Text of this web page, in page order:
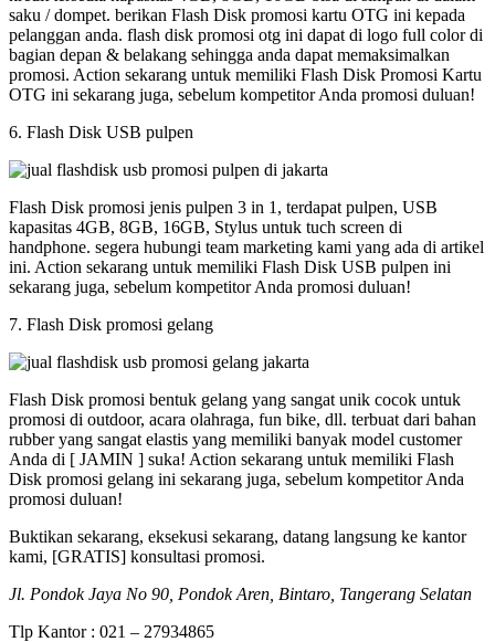
saku / dompet. berikan Flash Disk promosi kartu OTG ini kepada
pelanggan anda. flash disk promosi otg ini dapat di logo full color di
bagian depan & belakang sehingga anda dapat memaksimalkan
promosi. Action sekarang untuk memiliki Flash Disk Promosi Kartu
OTG ini sekarang juga, sebelum kompetitor Anda promosi duluan!
6. Flash Disk USB pulpen
Flash Disk promosi jenis pulpen 3 in 1, terdapat pulpen, USB
kapasitas 4GB, 8GB, 16GB, Stylus untuk tuch screen di
handphone. segera hubungi team marketing kami yang ada di artikel
ini. Action sekarang untuk memiliki Flash Disk USB pulpen ini
sekarang juga, sebelum kompetitor Anda promosi duluan!
7. Flash Disk promosi gelang
Flash Disk promosi bentuk gelang yang sangat unik cocok untuk
promosi di outdoor, acara olahraga, fun bike, dll. terbuat dari bahan
rubber yang sangat elastis yang memiliki banyak model customer
Anda di [ JAMIN ] suka! Action sekarang untuk memiliki Flash
Disk promosi gelang ini sekarang juga, sebelum kompetitor Anda
promosi duluan!
Buktikan sekarang, eksekusi sekarang, datang langsung ke kantor
kami, [GRATIS] konsultasi promosi.
Jl. Pondok Jaya No 90, Pondok Aren, Bintaro, Tangerang Selatan
Tlp Kantor : 021 – 27934865